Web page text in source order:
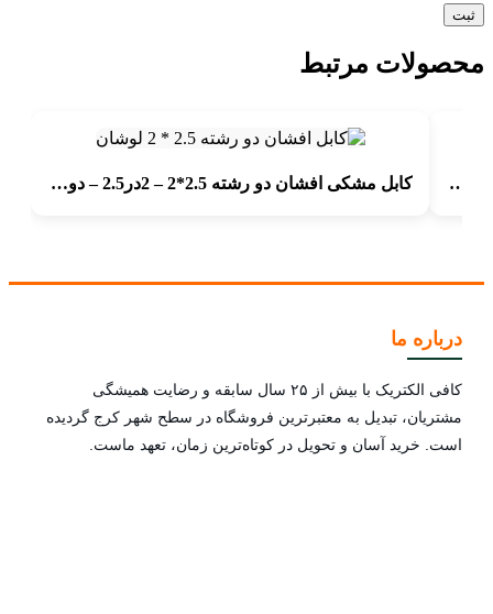
محصولات مرتبط
کابل6زوج 06 مس مخابراتی فویل دارطوسی(هوایی) – شش زوج صفر شش | لوشان کابل مشکی افشان دو رشته 2.5*2 – 2در2.5 – دو در دو ونیم – 2*2.5 – لوشان
درباره ما
کافی الکتریک با بیش از ۲۵ سال سابقه و رضایت همیشگی
مشتریان، تبدیل به معتبرترین فروشگاه در سطح شهر کرج گردیده
است. خرید آسان و تحویل در کوتاه‌ترین زمان، تعهد ماست.